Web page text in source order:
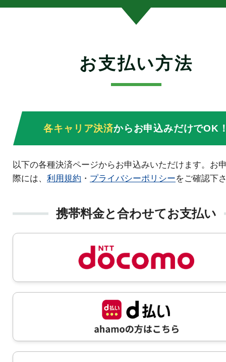
お支払い方法
各キャリア決済からお申込みだけでOK
以下の各種決済ページからお申込みいただけます。お
際には、 利用規約 ・ プライバシーポリシーをご確認下
携帯料金と合わせてお支払い